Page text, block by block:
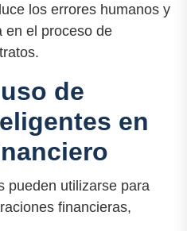
los errores humanos y
en el proceso de
de
en
pueden utilizarse para
financieras,